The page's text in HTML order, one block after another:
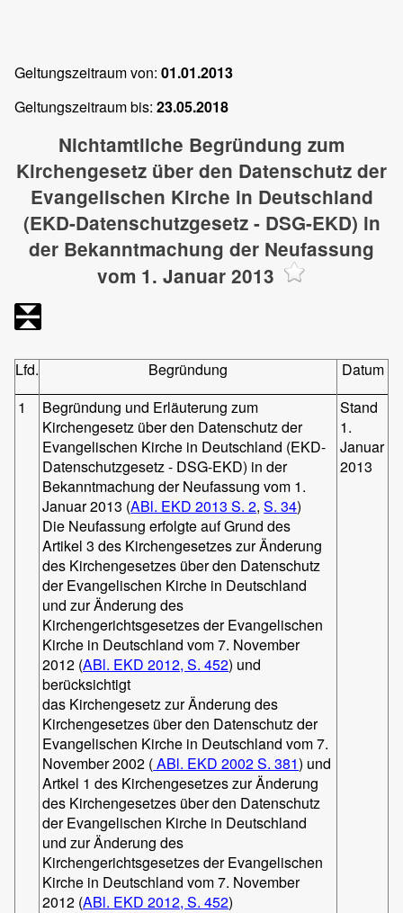
Geltungszeitraum von: 01.01.2013
Geltungszeitraum bis: 23.05.2018
Nichtamtliche Begründung zum
Kirchengesetz über den Datenschutz der
Evangelischen Kirche in Deutschland
(EKD-Datenschutzgesetz - DSG-EKD) in
der Bekanntmachung der Neufassung
vom 1. Januar 2013
Lfd. Begründung
Datum
1
Begründung und Erläuterung zum
Kirchengesetz über den Datenschutz der
Evangelischen Kirche in Deutschland (EKD-
Datenschutzgesetz - DSG-EKD) in der
Bekanntmachung der Neufassung vom 1.
Januar 2013 (ABl. EKD 2013 S. 2,S. 34)
Die Neufassung erfolgte auf Grund des
Artikel 3 des Kirchengesetzes zur Änderung
des Kirchengesetzes über den Datenschutz
der Evangelischen Kirche in Deutschland
und zur Änderung des
Kirchengerichtsgesetzes der Evangelischen
Kirche in Deutschland vom 7. November
2012 (ABl. EKD 2012, S. 452) und
berücksichtigt
das Kirchengesetz zur Änderung des
Kirchengesetzes über den Datenschutz der
Evangelischen Kirche in Deutschland vom 7.
November 2002 (ABl. EKD 2002 S. 381) und
Artkel 1 des Kirchengesetzes zur Änderung
des Kirchengesetzes über den Datenschutz
der Evangelischen Kirche in Deutschland
und zur Änderung des
Kirchengerichtsgesetzes der Evangelischen
Kirche in Deutschland vom 7. November
2012 (ABl. EKD 2012, S. 452)
Stand
1.
Januar
2013